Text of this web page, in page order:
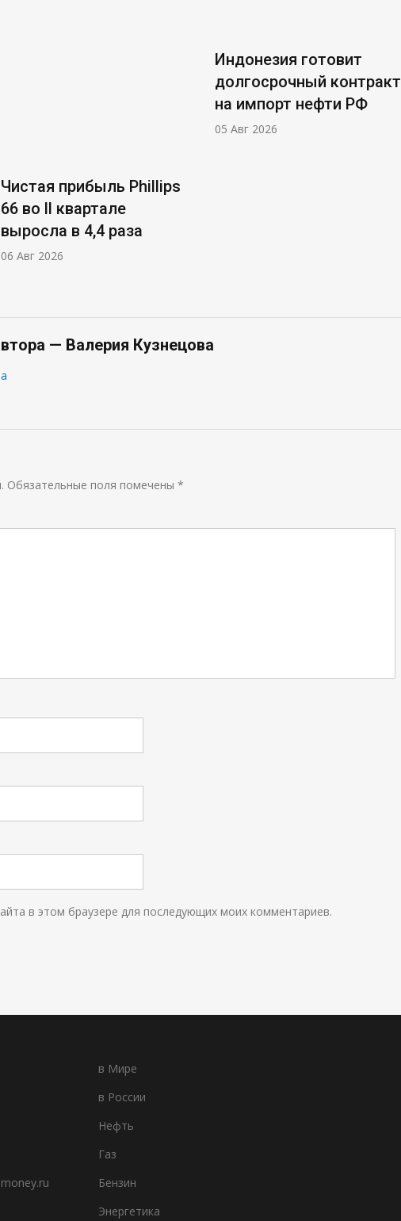
Чистая прибыль Phillips
66 во ll квартале
выросла в 4,4 раза
06 Авг 2026
Индонезия готовит
долгосрочный контракт
на импорт нефти РФ
05 Авг 2026
— Валерия Кузнецова
Обязательные поля помечены *
в этом браузере для последующих моих комментариев.
в Мире
в России
Нефть
Газ
Бензин
Энергетика